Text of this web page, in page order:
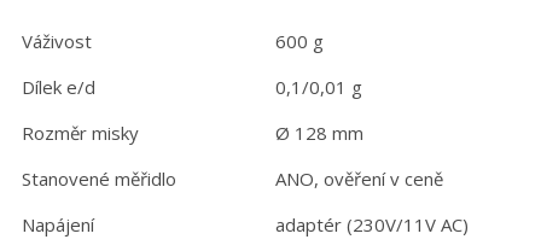
Váživost
600 g
Dílek e/d
0,1/0,01 g
Rozměr misky
Ø 128 mm
Stanovené měřidlo
ANO, ověření v ceně
Napájení
adaptér (230V/11V AC)